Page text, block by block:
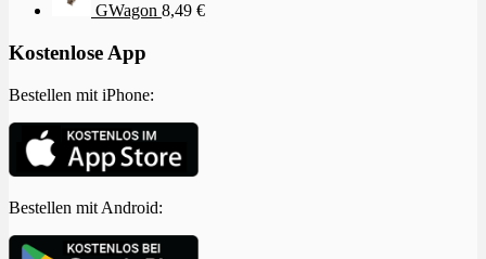
GWagon 8,49 €
Kostenlose App
Bestellen mit iPhone:
Bestellen mit Android: